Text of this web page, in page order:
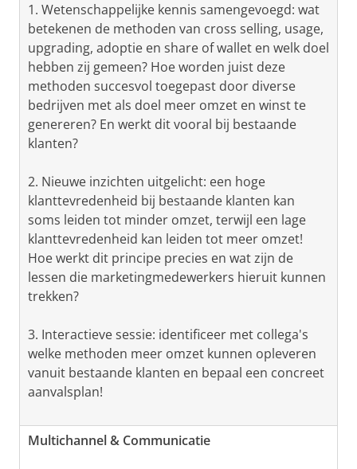
1. Wetenschappelijke kennis samengevoegd: wat
betekenen de methoden van cross selling, usage,
upgrading, adoptie en share of wallet en welk doel
hebben zij gemeen? Hoe worden juist deze
methoden succesvol toegepast door diverse
bedrijven met als doel meer omzet en winst te
genereren? En werkt dit vooral bij bestaande
klanten?
2. Nieuwe inzichten uitgelicht: een hoge
klanttevredenheid bij bestaande klanten kan
soms leiden tot minder omzet, terwijl een lage
klanttevredenheid kan leiden tot meer omzet!
Hoe werkt dit principe precies en wat zijn de
lessen die marketingmedewerkers hieruit kunnen
trekken?
3. Interactieve sessie: identificeer met collega's
welke methoden meer omzet kunnen opleveren
vanuit bestaande klanten en bepaal een concreet
aanvalsplan!
Multichannel & Communicatie